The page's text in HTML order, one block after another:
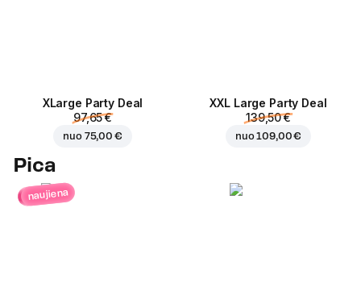
ХLarge Party Deal
97,65 €
nuo 75,00 €
XXL Large Party Deal
139,50 €
nuo109,00 €
Pica
naujiena